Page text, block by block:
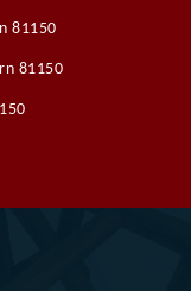
81150
81150